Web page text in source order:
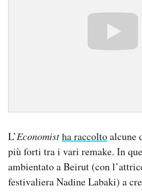
L’Economistha raccoltoalcune
più forti tra i vari remake. In
ambientato a Beirut (con
festivaliera Nadine Labaki) a